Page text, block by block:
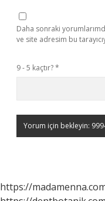
Daha sonraki
ve site adresim bu
9 - 5 kaçtır?*
https://